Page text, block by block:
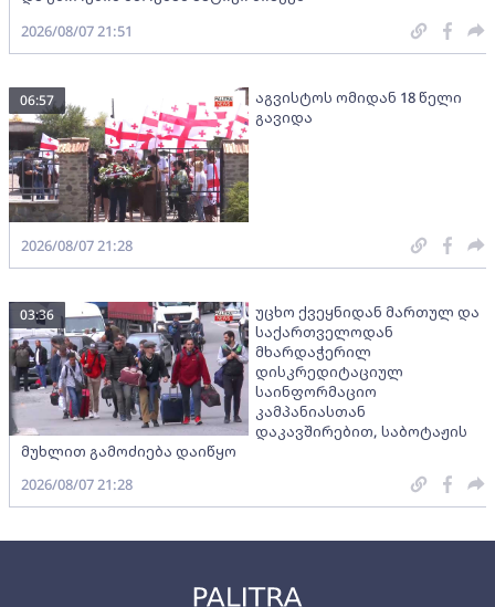
2026/08/07 21:51
აგვისტოს ომიდან 18 წელი
გავიდა
06:57
2026/08/07 21:28
უცხო ქვეყნიდან მართულ და
საქართველოდან
მხარდაჭერილ
დისკრედიტაციულ
საინფორმაციო
კამპანიასთან
დაკავშირებით, საბოტაჟის
მუხლით გამოძიება დაიწყო
03:36
2026/08/07 21:28